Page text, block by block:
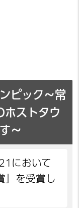
ピック～常
ホストタウ
～
において
」を受賞し